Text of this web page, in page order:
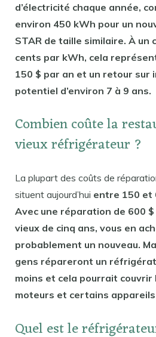
d’électricité chaque année,
environ 450 kWh pour un
STAR de taille similaire. À un
cents par kWh, cela
150 $ par an et un retour sur
potentiel d’environ 7 à 9 ans.
Combien coûte la
vieux réfrigérateur ?
La plupart des coûts de
situent aujourd’hui entre 150 et
Avec une réparation de 600
vieux de cinq ans, vous en
probablement un nouveau.
gens répareront un
moins et cela pourrait
moteurs et certains
Quel est le